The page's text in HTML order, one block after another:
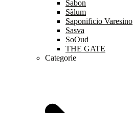
Sabon
Sãlum
Saponificio Varesino
Sasva
SoOud
THE GATE
Categorie